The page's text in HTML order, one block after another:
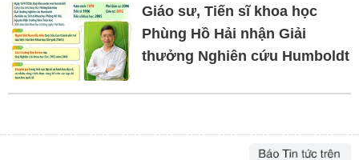
Giáo sư, Tiến sĩ khoa học
Phùng Hồ Hải nhận Giải
thưởng Nghiên cứu Humboldt